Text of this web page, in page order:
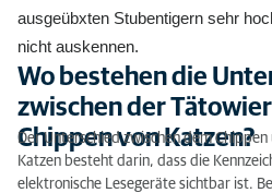
ausgeübxten Stubentigern sehr
nicht auskennen.
Wo bestehen die
zwischen der
Chippen von Katzen?
Der Unterschied zwischen dem
Katzen besteht darin, dass die
elektronische Lesegeräte sichtbar ist.